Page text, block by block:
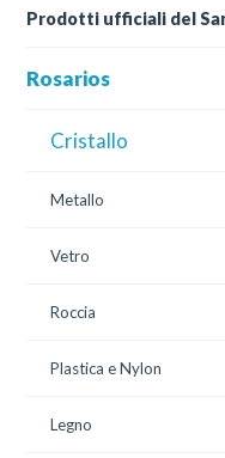
Prodotti ufficiali del
Rosarios
Cristallo
Metallo
Vetro
Roccia
Plastica e Nylon
Legno